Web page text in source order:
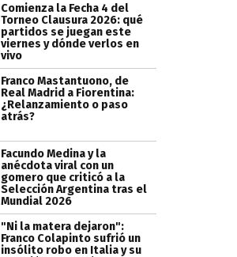
Comienza la Fecha 4 del
Torneo Clausura 2026: qué
partidos se juegan este
viernes y dónde verlos en
vivo
Franco Mastantuono, de
Real Madrid a Fiorentina:
¿Relanzamiento o paso
atrás?
Facundo Medina y la
anécdota viral con un
gomero que criticó a la
Selección Argentina tras el
Mundial 2026
"Ni la matera dejaron":
Franco Colapinto sufrió un
insólito robo en Italia y su